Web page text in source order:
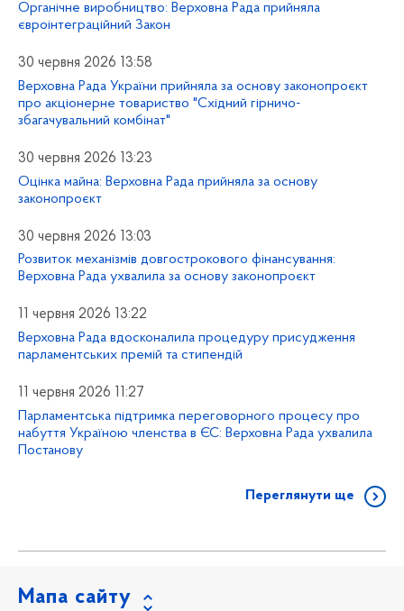
Органічне виробництво: Верховна Рада прийняла
євроінтеграційний Закон
30 червня 2026 13:58
Верховна Рада України прийняла за основу законопроєкт
про акціонерне товариство "Східний гірничо-
збагачувальний комбінат"
30 червня 2026 13:23
Оцінка майна: Верховна Рада прийняла за основу
законопроєкт
30 червня 2026 13:03
Розвиток механізмів довгострокового фінансування:
Верховна Рада ухвалила за основу законопроєкт
11 червня 2026 13:22
Верховна Рада вдосконалила процедуру присудження
парламентських премій та стипендій
11 червня 2026 11:27
Парламентська підтримка переговорного процесу про
набуття Україною членства в ЄС: Верховна Рада ухвалила
Постанову
Переглянути ще
Мапа сайту